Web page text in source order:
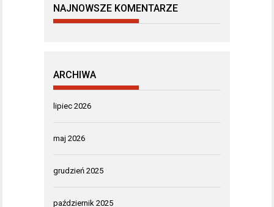
NAJNOWSZE KOMENTARZE
ARCHIWA
lipiec 2026
maj 2026
grudzień 2025
październik 2025